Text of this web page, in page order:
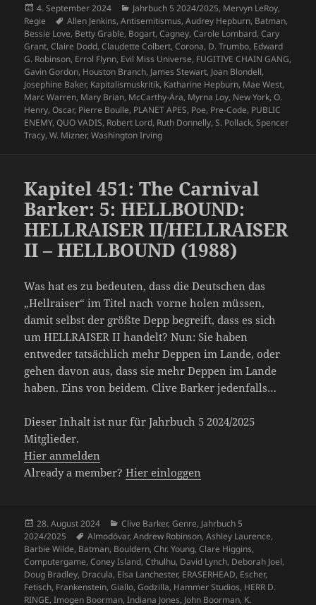
Veröffentlicht
am
4. September 2024 Kategorien
Jahrbuch 5 2024/2025, Mervyn LeRoy,
Regie
Schlagwörter
Allen Jenkins,Antisemitismus,Audrey Hepburn, Batman,
Bessie Love, Betty Grable, Bogart,Cagney,Carole Lombard,Cary
Grant,Claire Dodd,Claudette Colbert,Corona, D. Trumbo, Edward
G. Robinson, Errol Flynn, Evil Miss Universe, FUGITIVE CHAIN GANG,
Gavin Gordon, Houston Branch, James Stewart, Joan Blondell,
Josephine Baker, Kapitalismuskritik, Katharine Hepburn, Mae West,
Marc Warren, Mary Brian, McCarthy-Ära, Myrna Loy, New York,O.
Henry,Oscar, Pierre Boulle, PLANET APES, Poe, Pre-Code, PUBLIC
ENEMY,QUO VADIS, Robert Lord, Ruth Donnelly,S. Pollack,Spencer
Tracy,W. Mizner,Washington Irving
Kapitel 451: The Carnival
Barker: 5: HELLBOUND:
HELLRAISER II/HELLRAISER
II – HELLBOUND (1988)
Was hat es zu bedeuten, dass die Deutschen das
„Hellraiser“ im Titel nach vorne holen müssen,
damit selbst der größte Depp begreift, dass es sich
um HELLRAISER II handelt? Nun: Sie haben
entweder tatsächlich mehr Deppen im Lande, oder
gehen davon aus, dass sie mehr Deppen im Lande
haben. Eins von beidem. Clive Barker jedenfalls…
Dieser Inhalt ist nur für Jahrbuch 5 2024/2025
Mitglieder.
Hier anmelden
Already a member?Hier einloggen
Veröffentlicht
am
28. August 2024 Kategorien
Clive Barker,Genre, Jahrbuch 5
2024/2025
Schlagwörter
Almodóvar,Andrew Robinson,Ashley Laurence,
Barbie Wilde, Batman, Bouldern,Chr. Young,Clare Higgins,
Computergame,Coney Island,Cthulhu, David Lynch, Deborah Joel,
Doug Bradley, Dracula, Elsa Lanchester, ERASERHEAD, Escher,
Fetisch, Frankenstein,Giallo,Godzilla, Hammer Studios, HERR D.
RINGE,Imogen Boorman,Indiana Jones, John Boorman, K.